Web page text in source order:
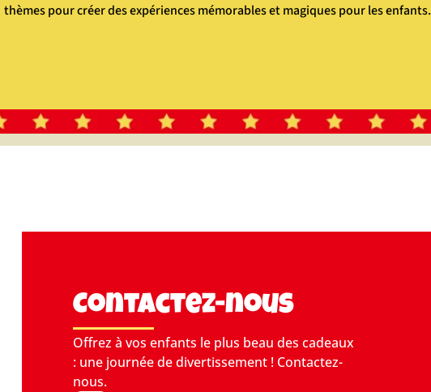
thèmes pour créer des expériences mémorables et magiques pour les enfants.
Contactez-nous
Offrez à vos enfants le plus beau des cadeaux
: une journée de divertissement ! Contactez-
nous.